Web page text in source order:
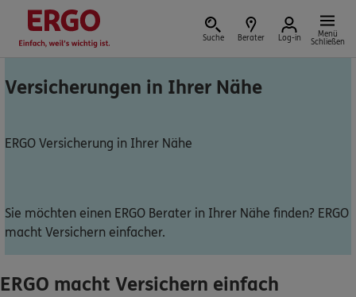
Suche Berater Log-in
Menü
Schließen
Bequem online oder telefonisch
Rechnung einreichen
Versicherungen in Ihrer Nähe
ERGO Versicherung in Ihrer Nähe
Sie möchten einen ERGO Berater in Ihrer Nähe finden? ERGO
macht Versichern einfacher.
ERGO macht Versichern einfach